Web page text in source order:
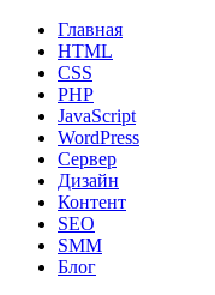
Главная
HTML
CSS
PHP
JavaScript
WordPress
Сервер
Дизайн
Контент
SEO
SMM
Блог